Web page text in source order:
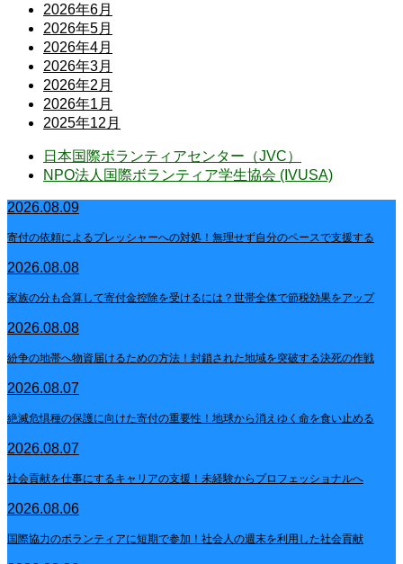
2026年6月
2026年5月
2026年4月
2026年3月
2026年2月
2026年1月
2025年12月
日本国際ボランティアセンター（JVC）
NPO法人国際ボランティア学生協会 (IVUSA)
2026.08.09
寄付の依頼によるプレッシャーへの対処！無理せず自分のペースで支援する
2026.08.08
家族の分も合算して寄付金控除を受けるには？世帯全体で節税効果をアップ
2026.08.08
紛争の地帯へ物資届けるための方法！封鎖された地域を突破する決死の作戦
2026.08.07
絶滅危惧種の保護に向けた寄付の重要性！地球から消えゆく命を食い止める
2026.08.07
社会貢献を仕事にするキャリアの支援！未経験からプロフェッショナルへ
2026.08.06
国際協力のボランティアに短期で参加！社会人の週末を利用した社会貢献